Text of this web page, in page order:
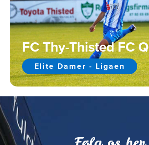
FC Thy-Thisted FC Q
Elite Damer - Ligaen